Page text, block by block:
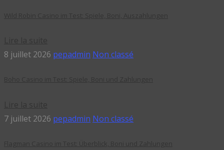
8 juillet 2026 pepadmin Non classé
7 juillet 2026 pepadmin Non classé